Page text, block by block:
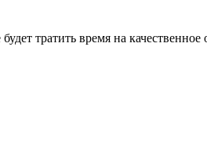
тратить время на